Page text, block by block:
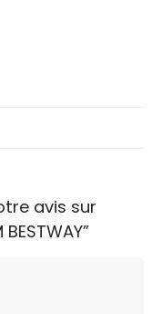
avis sur
BESTWAY”